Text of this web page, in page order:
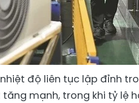
độ liên tục lập đỉnh
mạnh, trong khi tỷ lệ